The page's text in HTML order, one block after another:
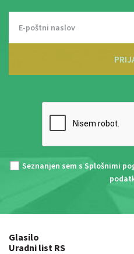
Seznanjen sem s Splošnimi
Glasilo
Uradni list RS